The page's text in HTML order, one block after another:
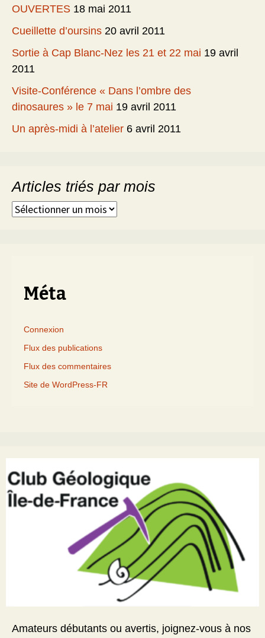
OUVERTES 18 mai 2011
Cueillette d’oursins 20 avril 2011
Sortie à Cap Blanc-Nez les 21 et 22 mai 19 avril
2011
Visite-Conférence « Dans l’ombre des
dinosaures » le 7 mai 19 avril 2011
Un après-midi à l’atelier 6 avril 2011
Articles triés par mois
Articles
Méta
Connexion
Flux des publications
Flux des commentaires
Site de WordPress-FR
Amateurs débutants ou avertis, joignez-vous à nos